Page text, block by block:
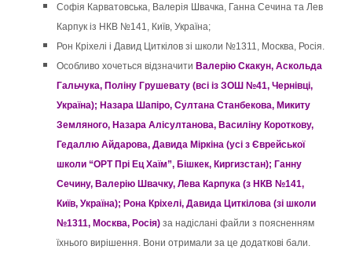
Софія Карватовська, Валерія Швачка, Ганна Сечина та Лев
Карпук із НКВ №141, Київ, Україна;
Рон Кріхелі і Давид Циткілов зі школи №1311, Москва, Росія.
Особливо хочеться відзначити Валерію Скакун, Аскольда
Гальчука, Поліну Грушевату (всі із ЗОШ №41, Чернівці,
Україна); Назара Шапіро, Султана Станбекова, Микиту
Земляного, Назара Алісултанова, Василіну Короткову,
Гедаллю Айдарова, Давида Міркіна (усі з Єврейської
школи “ОРТ Прі Ец Хаїм”, Бішкек, Киргизстан); Ганну
Сечину, Валерію Швачку, Лева Карпука (з НКВ №141,
Київ, Україна); Рона Кріхелі, Давида Циткілова (зі школи
№1311, Москва, Росія) за надіслані файли з поясненням
їхнього вирішення. Вони отримали за це додаткові бали.